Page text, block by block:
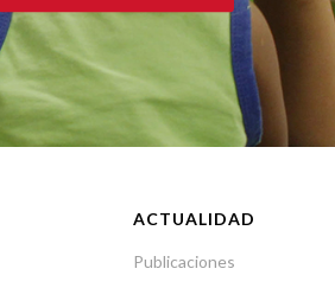
ACTUALIDAD
Publicaciones